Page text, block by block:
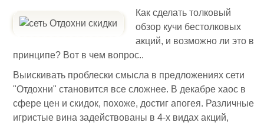
Как сделать толковый
обзор кучи бестолковых
акций, и возможно ли это в
принципе? Вот в чем вопрос..
Выискивать проблески смысла в предложениях сети
"Отдохни" становится все сложнее. В декабре хаос в
сфере цен и скидок, похоже, достиг апогея. Различные
игристые вина задействованы в 4-х видах акций,